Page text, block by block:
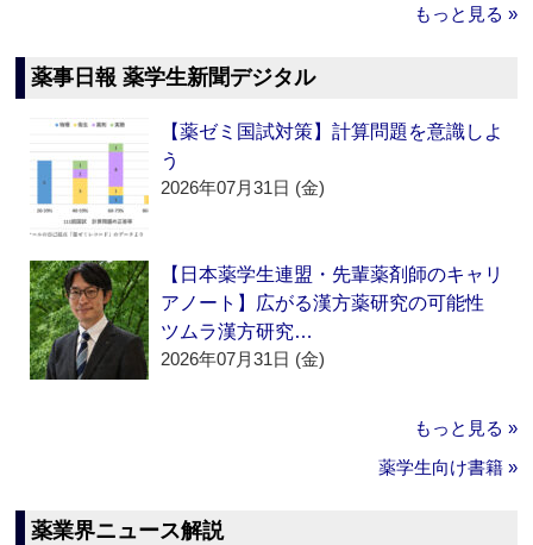
もっと見る »
薬事日報 薬学生新聞デジタル
【薬ゼミ国試対策】計算問題を意識しよ
う
2026年07月31日 (金)
【日本薬学生連盟・先輩薬剤師のキャリ
アノート】広がる漢方薬研究の可能性
ツムラ漢方研究…
2026年07月31日 (金)
もっと見る »
薬学生向け書籍 »
薬業界ニュース解説